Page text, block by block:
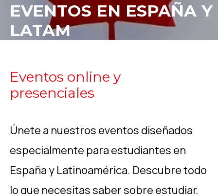
EVENTOS EN ESPAÑA Y
LATAM
Eventos online y
presenciales
Únete a nuestros eventos diseñados
especialmente para estudiantes en
España y Latinoamérica. Descubre todo
lo que necesitas saber sobre estudiar,